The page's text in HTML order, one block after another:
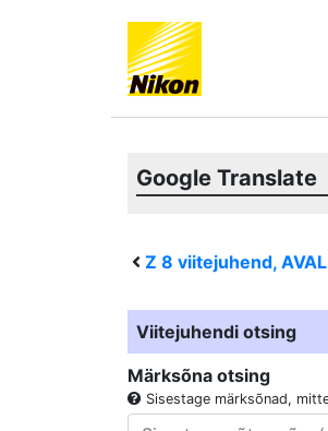
Google Translate
Z 8 viitejuhend,
Viitejuhendi otsing
Märksõna otsing
Sisestage märksõnad,